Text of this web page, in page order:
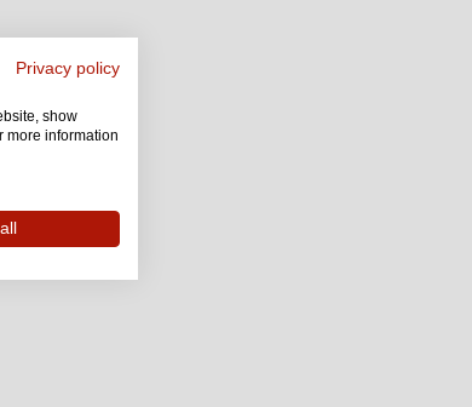
Privacy policy
show
more information